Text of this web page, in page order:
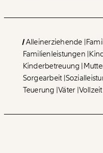
Alleinerziehende
Familienleistungen
Kinderbetreuung
Sorgearbeit
Teuerung Väter Vollzeit